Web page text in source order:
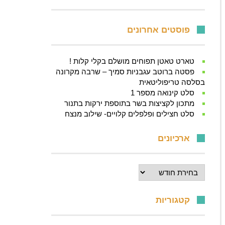
פוסטים אחרונים
טארט טאטן תפוחים מושלם בקלי קלות !
פסטה ברוטב עגבניות סמיך – שרבה מקרונה
בסלסה טריפוליטאית
סלט קינואה מספר 1
מתכון לקציצות בשר בתוספת ירקות בתנור
סלט חצילים ופלפלים קלויים- שילוב מנצח
ארכיונים
ארכיונים
קטגוריות